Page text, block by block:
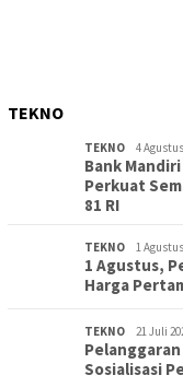
TEKNO
TEKNO 4
Bank
Perkuat
81 RI
TEKNO 1
1 Agustus,
Harga
TEKNO 21 Juli
Sosialisasi